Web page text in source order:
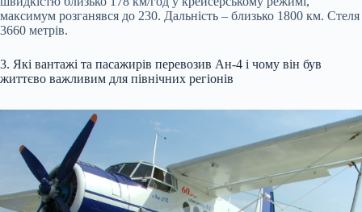
максимум розганявся до 230. Дальність – близько 1800 км. Стеля
3660 метрів.
3. Які вантажі та пасажирів перевозив Ан-4 і чому він був
життєво важливим для північних регіонів